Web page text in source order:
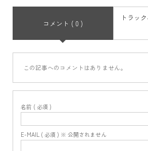
コメント ( 0 )
トラッ
この記事へのコメントはありません。
名前 ( 必須 )
E-MAIL ( 必須 ) ※ 公開されません